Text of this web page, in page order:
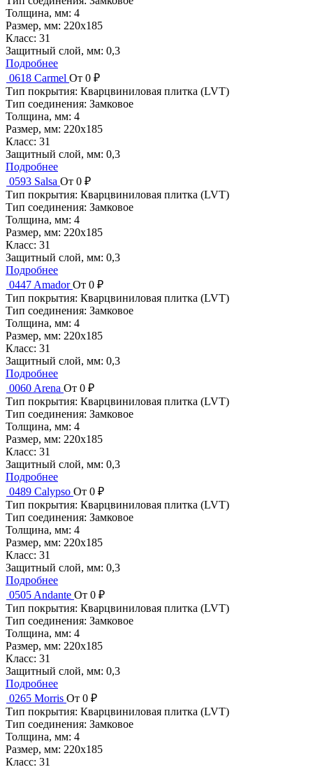
Толщина, мм: 4
Размер, мм: 220x185
Класс: 31
Защитный слой, мм: 0,3
Подробнее
0618 Carmel От 0 ₽
Тип покрытия: Кварцвиниловая плитка (LVT)
Тип соединения: Замковое
Толщина, мм: 4
Размер, мм: 220x185
Класс: 31
Защитный слой, мм: 0,3
Подробнее
0593 Salsa От 0 ₽
Тип покрытия: Кварцвиниловая плитка (LVT)
Тип соединения: Замковое
Толщина, мм: 4
Размер, мм: 220x185
Класс: 31
Защитный слой, мм: 0,3
Подробнее
0447 AmadorОт 0 ₽
Тип покрытия: Кварцвиниловая плитка (LVT)
Тип соединения: Замковое
Толщина, мм: 4
Размер, мм: 220x185
Класс: 31
Защитный слой, мм: 0,3
Подробнее
0060 Arena От 0 ₽
Тип покрытия: Кварцвиниловая плитка (LVT)
Тип соединения: Замковое
Толщина, мм: 4
Размер, мм: 220x185
Класс: 31
Защитный слой, мм: 0,3
Подробнее
0489 Calypso От 0 ₽
Тип покрытия: Кварцвиниловая плитка (LVT)
Тип соединения: Замковое
Толщина, мм: 4
Размер, мм: 220x185
Класс: 31
Защитный слой, мм: 0,3
Подробнее
0505 Andante От 0 ₽
Тип покрытия: Кварцвиниловая плитка (LVT)
Тип соединения: Замковое
Толщина, мм: 4
Размер, мм: 220x185
Класс: 31
Защитный слой, мм: 0,3
Подробнее
0265 Morris От 0 ₽
Тип покрытия: Кварцвиниловая плитка (LVT)
Тип соединения: Замковое
Толщина, мм: 4
Размер, мм: 220x185
Класс: 31